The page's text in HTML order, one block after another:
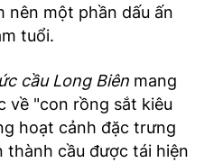
nên một phần dấu ấn
tuổi.
cầu Long Biên mang
về "con rồng sắt kiêu
hoạt cảnh đặc trưng
thành cầu được tái hiện